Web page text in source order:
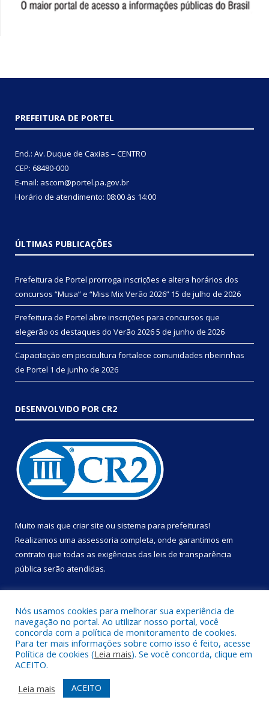
PREFEITURA DE PORTEL
End.: Av. Duque de Caxias – CENTRO
CEP: 68480-000
E-mail: ascom@portel.pa.gov.br
Horário de atendimento: 08:00 às 14:00
ÚLTIMAS PUBLICAÇÕES
Prefeitura de Portel prorroga inscrições e altera horários dos
concursos “Musa” e “Miss Mix Verão 2026” 15 de julho de 2026
Prefeitura de Portel abre inscrições para concursos que
elegerão os destaques do Verão 20265 de junho de 2026
Capacitação em piscicultura fortalece comunidades ribeirinhas
de Portel 1 de junho de 2026
DESENVOLVIDO POR CR2
Muito mais que criar site ou sistema para prefeituras!
Realizamos uma assessoria completa, onde garantimos em
contrato que todas as exigências das leis de transparência
pública serão atendidas.
Todos os direitos reservados a Prefeitura Municipal de Portel.
Mapa do Site
Acessar Área Administrativa
Acessar Webmail
Nós usamos cookies para melhorar sua experiência de
navegação no portal. Ao utilizar nosso portal, você
concorda com a política de monitoramento de cookies.
Para ter mais informações sobre como isso é feito, acesse
Política de cookies (Leia mais). Se você concorda, clique em
ACEITO.
Leia mais
ACEITO